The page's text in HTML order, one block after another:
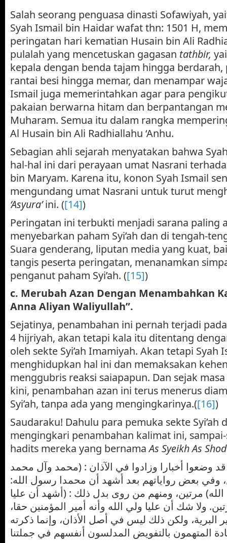
Salah seorang penguasa dinasti Sofawiyah,
Syah Ismail bin Haidar wafat thn: 1501 H,
peringatan hari kematian Husain bin Ali
pulalah yang mencetuskan gagasan tathbir,
kepala dengan benda tajam hingga
rantai besi hingga memar, dan menampar
Ismail juga memerintahkan agar para
pakaian berwarna hitam dan berpantangan
Muharam. Semua itu dalam rangka
Al Husain bin Ali Radhiallahu ‘Anhu.
Sebagian ahli sejarah menyatakan bahwa
hal-hal ini dari perayaan umat Nasrani
bin Maryam. Karena itu, konon Syah Ismail
mengundang umat Nasrani untuk turut
‘Asyura’ini. ([14])
Peringatan ini terbukti menjadi sarana paling
menyebarkan paham Syi’ah dan di tengah-
Suara genderang, liputan media yang kuat,
tangis peserta peringatan, menanamkan
penganut paham Syi’ah. ([15])
c. Merubah Azan Dengan Menambahkan
Anna Aliyan Waliyullah”.
Sejatinya, penambahan ini pernah terjadi
4 hijriyah, akan tetapi kala itu ditentang
oleh sekte Syi’ah Imamiyah. Akan tetapi Syah
menghidupkan hal ini dan memaksakan
menggubris reaksi saiapapun. Dan sejak
kini, penambahan azan ini terus menerus
Syi’ah, tanpa ada yang mengingkarinya.([16])
Saudaraku! Dahulu para pemuka sekte Syi’ah
mengingkari penambahan kalimat ini,
hadits mereka yang bernamaAs Syeikh As
قد وضعوا أخبارا وزادوا في الآذان : (محمد وآل محمد
وفي بعض رواياتهم بعد أشهد أن محمدا رسول الله:
مرتين، ومنهم من روى بدل ذلك : (أشهد أن عليا
ولا شك أن عليا ولي الله وأنه أمير المؤمنين حقا،
البرية، ولكن ذلك ليس في أصل الأذان، وإنما ذكرته